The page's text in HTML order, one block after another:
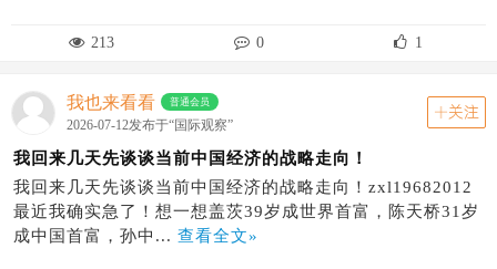
213 0 1
我也来看看 普通会员
2026-07-12发布于“国际观察”
关注
我回来几天先谈谈当前中国经济的战略走向！
我回来几天先谈谈当前中国经济的战略走向！zxl19682012
最近我确实急了！想一想盖茨39岁成世界首富，陈天桥31岁
成中国首富，孙中... 查看全文»